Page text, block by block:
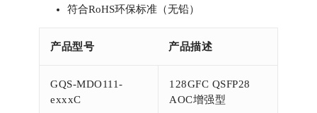
符合RoHS环保标准（无铅）
产品型号 产品描述
GQS-MDO111-
exxxC
128GFC QSFP28
AOC增强型